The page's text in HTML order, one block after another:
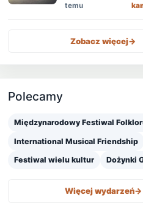
temu
Zobacz więcej->
Polecamy
Międzynarodowy Festiwal
International Musical Friendship
Festiwal wielu kultur Dożynki
Więcej wydarzeń->